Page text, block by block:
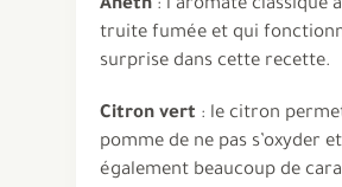
Aneth : l’aromate classique
truite fumée et qui
surprise dans cette recette.
Citron vert : le citron
pomme de ne pas s’oxyder
également beaucoup de